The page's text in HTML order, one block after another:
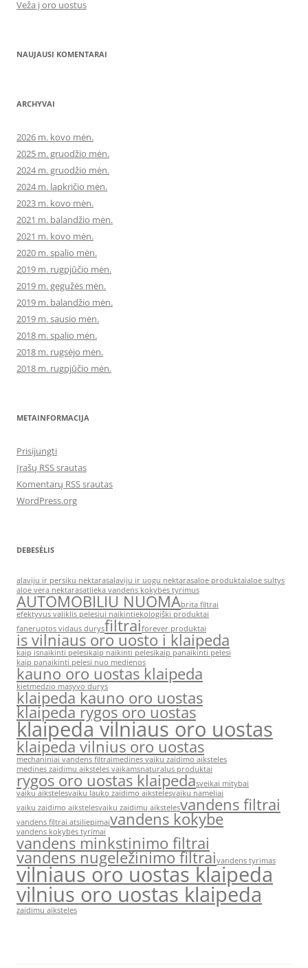
Veža į oro uostus
NAUJAUSI KOMENTARAI
ARCHYVAI
2026 m. kovo mėn.
2025 m. gruodžio mėn.
2024 m. gruodžio mėn.
2024 m. lapkričio mėn.
2023 m. kovo mėn.
2021 m. balandžio mėn.
2021 m. kovo mėn.
2020 m. spalio mėn.
2019 m. rugpjūčio mėn.
2019 m. gegužės mėn.
2019 m. balandžio mėn.
2019 m. sausio mėn.
2018 m. spalio mėn.
2018 m. rugsėjo mėn.
2018 m. rugpjūčio mėn.
METAINFORMACIJA
Prisijungti
Įrašų RSS srautas
Komentarų RSS srautas
WordPress.org
DEBESĖLIS
alaviju ir persiku nektarasalaviju ir uogu nektarasaloe produktaialoe sultys
aloe vera nektarasatlieka vandens kokybes tyrimus
AUTOMOBILIU NUOMAbrita filtrai
efektyvus valiklis pelesiui naikintiekologiški produktai
faneruotos vidaus durysfiltraiforever produktai
is vilniaus oro uosto i klaipeda
kaip isnaikinti pelesikaip naikinti pelesikaip panaikinti pelesi
kaip panaikinti pelesi nuo medienos
kauno oro uostas klaipeda
kietmedzio masyvo durys
klaipeda kauno oro uostas
klaipeda rygos oro uostas
klaipeda vilniaus oro uostas
klaipeda vilnius oro uostas
mechaniniai vandens filtraimedines vaiku zaidimo aiksteles
medines zaidimu aiksteles vaikamsnaturalus produktai
rygos oro uostas klaipedasveikai mitybai
vaiku aikstelesvaiku lauko zaidimo aikstelesvaiku nameliai
vaiku zaidimo aikstelesvaiku zaidimu aikstelesvandens filtrai
vandens filtrai atsiliepimaivandens kokybe
vandens kokybės tyrimai
vandens minkstinimo filtrai
vandens nugeležinimo filtraivandens tyrimas
vilniaus oro uostas klaipeda
vilnius oro uostas klaipeda
zaidimu aiksteles